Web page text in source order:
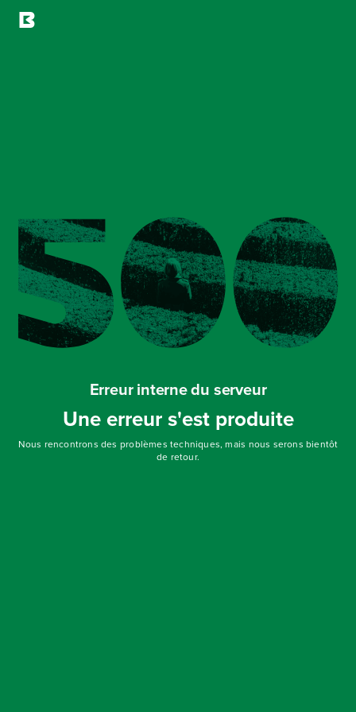
Erreur interne du serveur
Une erreur s'est produite
Nous rencontrons des problèmes techniques, mais nous serons bientôt
de retour.